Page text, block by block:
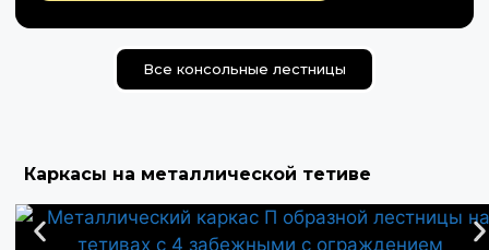
Все консольные лестницы
Каркасы на металлической тетиве